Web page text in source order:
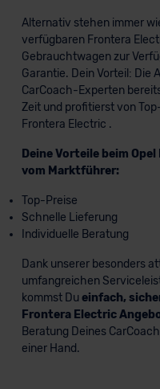
Alternativ stehen immer
verfügbaren Frontera
Gebrauchtwagen zur
Garantie. Dein Vorteil: Die
CarCoach-Experten
Zeit und profitierst von
Frontera Electric .
Deine Vorteile beim
vom Marktführer:
Top-Preise
Schnelle Lieferung
Individuelle Beratung
Dank unserer besonders
umfangreichen
kommst Du einfach,
Frontera Electric
Beratung Deines
einer Hand.